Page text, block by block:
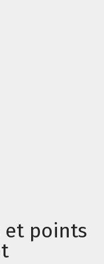
et points